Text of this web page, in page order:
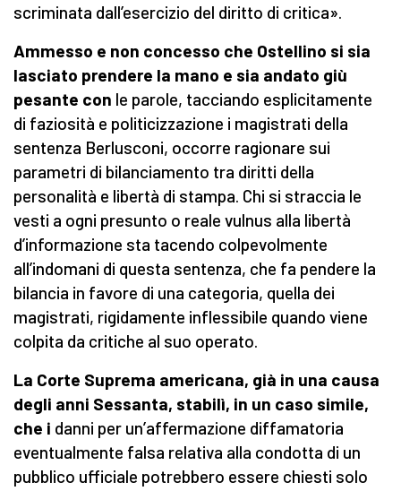
scriminata dall’esercizio del diritto di critica».
Ammesso e non concesso che Ostellino si sia
lasciato prendere la mano e sia andato giù
pesante con le parole, tacciando esplicitamente
di faziosità e politicizzazione i magistrati della
sentenza Berlusconi, occorre ragionare sui
parametri di bilanciamento tra diritti della
personalità e libertà di stampa. Chi si straccia le
vesti a ogni presunto o reale vulnus alla libertà
d’informazione sta tacendo colpevolmente
all’indomani di questa sentenza, che fa pendere la
bilancia in favore di una categoria, quella dei
magistrati, rigidamente inflessibile quando viene
colpita da critiche al suo operato.
La Corte Suprema americana, già in una causa
degli anni Sessanta, stabilì, in un caso simile,
che i danni per un’affermazione diffamatoria
eventualmente falsa relativa alla condotta di un
pubblico ufficiale potrebbero essere chiesti solo